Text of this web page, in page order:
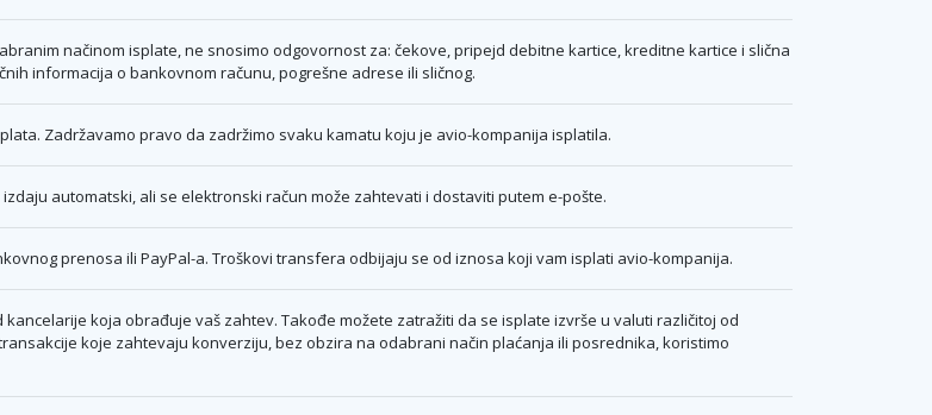
načinom isplate, ne snosimo odgovornost za: čekove, pripejd debitne kartice, kreditne kartice i slična
informacija o bankovnom računu, pogrešne adrese ili sličnog.
Zadržavamo pravo da zadržimo svaku kamatu koju je avio-kompanija isplatila.
automatski, ali se elektronski račun može zahtevati i dostaviti putem e-pošte.
prenosa ili PayPal-a. Troškovi transfera odbijaju se od iznosa koji vam isplati avio-kompanija.
koja obrađuje vaš zahtev. Takođe možete zatražiti da se isplate izvrše u valuti različitoj od
koje zahtevaju konverziju, bez obzira na odabrani način plaćanja ili posrednika, koristimo